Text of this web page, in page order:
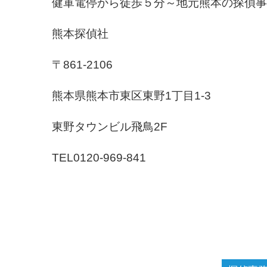
健軍電停から徒歩５分～地元熊本の探偵
熊本探偵社
〒861-2106
熊本県熊本市東区東野1丁目1-3
東野タウンビル飛鳥2F
TEL0120-969-841